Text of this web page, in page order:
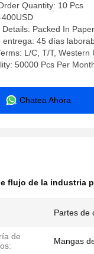
Quantity: 10 Pcs
Details: Packed In
entrega: 45 días
L/C, T/T, Western
50000 Pcs Per
Chatea Ahora
flujo de la industria
Partes de
de
Mangas